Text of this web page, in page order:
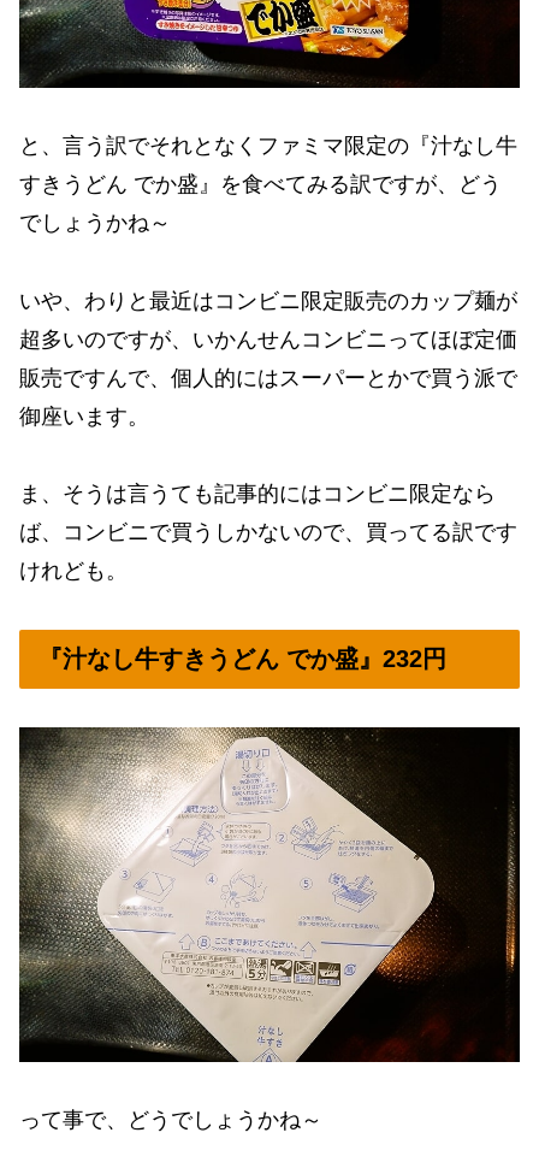
と、言う訳でそれとなくファミマ限定の『汁なし牛
すきうどん でか盛』を食べてみる訳ですが、どう
でしょうかね～
いや、わりと最近はコンビニ限定販売のカップ麺が
超多いのですが、いかんせんコンビニってほぼ定価
販売ですんで、個人的にはスーパーとかで買う派で
御座います。
ま、そうは言うても記事的にはコンビニ限定なら
ば、コンビニで買うしかないので、買ってる訳です
けれども。
『汁なし牛すきうどん でか盛』232円
って事で、どうでしょうかね～